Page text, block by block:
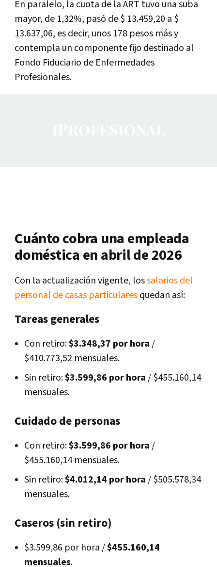
En paralelo, la cuota de la ART tuvo una suba
mayor, de 1,32%, pasó de $ 13.459,20 a $
13.637,06, es decir, unos 178 pesos más y
contempla un componente fijo destinado al
Fondo Fiduciario de Enfermedades
Profesionales.
Cuánto cobra una empleada
doméstica en abril de 2026
Con la actualización vigente, lossalarios del
personal de casas particularesquedan así:
Tareas generales
Con retiro:$3.348,37 por hora/
$410.773,52 mensuales.
Sin retiro:$3.599,86 por hora/ $455.160,14
mensuales.
Cuidado de personas
Con retiro:$3.599,86 por hora/
$455.160,14 mensuales.
Sin retiro:$4.012,14 por hora/ $505.578,34
mensuales.
Caseros (sin retiro)
$3.599,86 por hora /$455.160,14
mensuales.